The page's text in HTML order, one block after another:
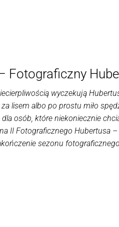
Fotograficzny
wyczekują
lisem albo po prostu miło
osób, które niekoniecznie
II Fotograficznego Hubertusa
sezonu